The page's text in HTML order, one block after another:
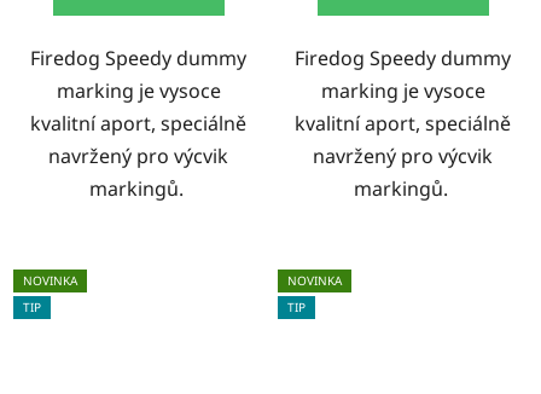
Firedog Speedy dummy
marking je vysoce
kvalitní aport, speciálně
navržený pro výcvik
markingů.
Firedog Speedy dummy
marking je vysoce
kvalitní aport, speciálně
navržený pro výcvik
markingů.
NOVINKA
TIP
NOVINKA
TIP